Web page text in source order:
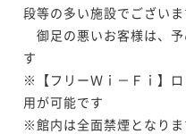
段等の多い施設でございま
御足の悪いお客様は、
す
※【フリーＷｉ－Ｆｉ】
用が可能です
※館内は全面禁煙となり